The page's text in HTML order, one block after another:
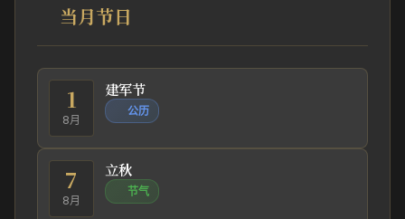
当月节日
1
8月
建军节
公历
7
8月
立秋
节气